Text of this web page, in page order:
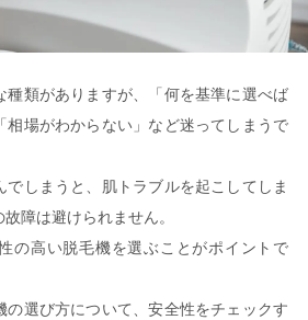
種類がありますが、「何を基準に選べば
相場がわからない」など迷ってしまうで
でしまうと、肌トラブルを起こしてしま
障は避けられません。
の高い脱毛機を選ぶことがポイントで
の選び方について、安全性をチェックす